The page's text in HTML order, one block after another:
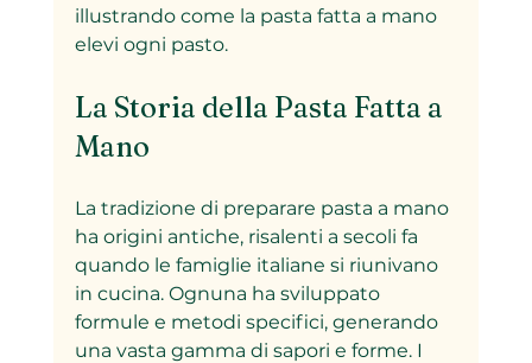
illustrando come la pasta fatta a mano
elevi ogni pasto.
La Storia della Pasta Fatta a
Mano
La tradizione di preparare pasta a mano
ha origini antiche, risalenti a secoli fa
quando le famiglie italiane si riunivano
in cucina. Ognuna ha sviluppato
formule e metodi specifici, generando
una vasta gamma di sapori e forme. I